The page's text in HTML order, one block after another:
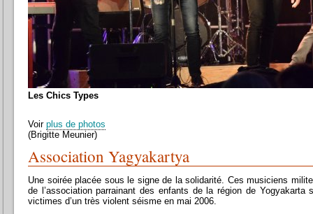
Les Chics Types
Voir plus de photos
(Brigitte Meunier)
Association Yagyakartya
Une soirée placée sous le signe de la solidarité. Ces musiciens
de l’association parrainant des enfants de la région de Yogyakarta
victimes d’un très violent séisme en mai 2006.